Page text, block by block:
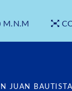
M.N.M
JUAN BAUTISTA